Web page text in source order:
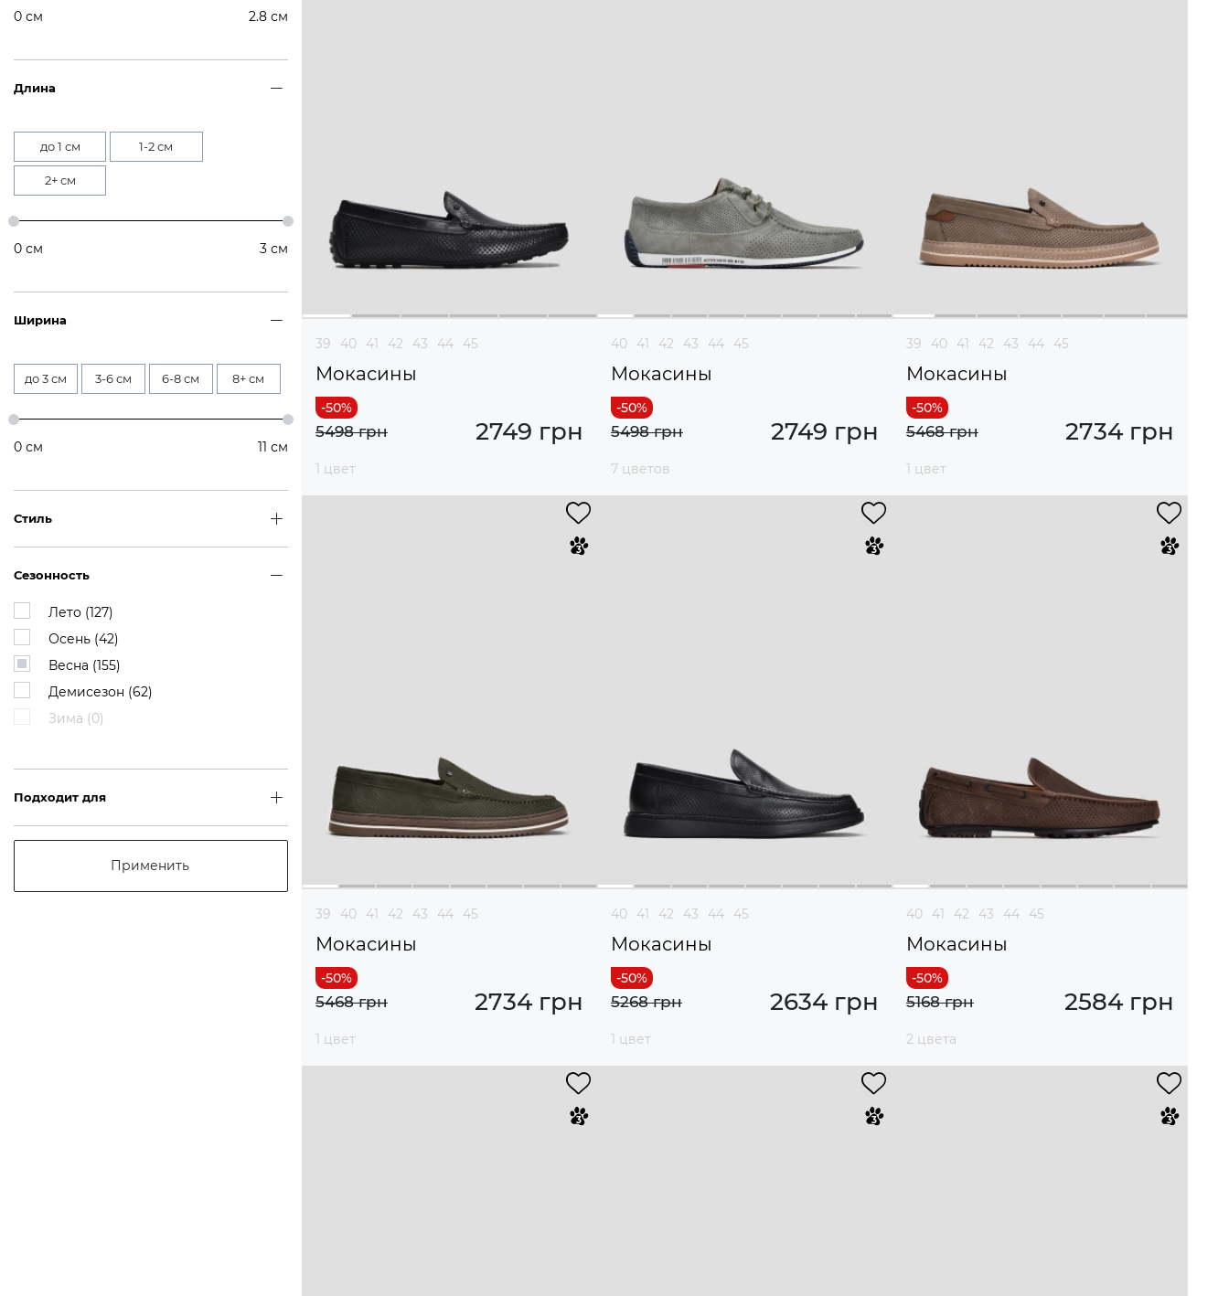
0 см 2.8 см
Длина
до 1 см 1-2 см
2+ см
0 см 3 см
Ширина
до 3 см 3-6 см 6-8 см 8+ см
0 см 11 см
Стиль
Сезонность
Лето (127)
Осень (42)
Весна (155)
Демисезон (62)
Зима (0)
Подходит для
Применить
39 40 41 42 43 44 45
Мокасины
2749 грн
5498 грн
1 цвет
40 41 42 43 44 45
Мокасины
2749 грн
5498 грн
7 цветов
39 40 41 42 43 44 45
Мокасины
2734 грн
5468 грн
1 цвет
39 40 41 42 43 44 45
Мокасины
2734 грн
5468 грн
1 цвет
40 41 42 43 44 45
Мокасины
2634 грн
5268 грн
1 цвет
40 41 42 43 44 45
Мокасины
2584 грн
5168 грн
2 цвета